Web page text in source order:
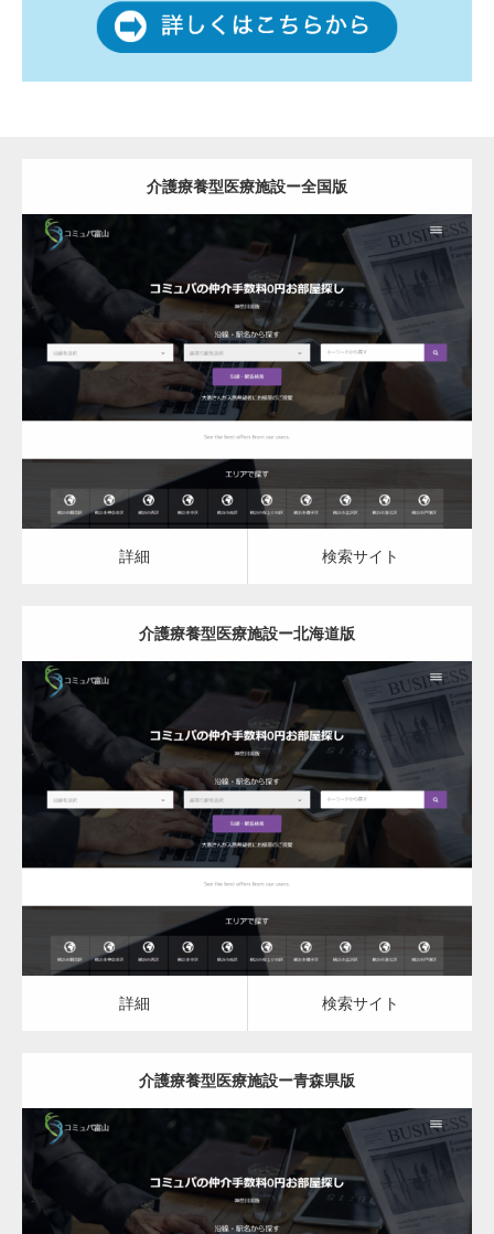
介護療養型医療施設ー全国版
更新日： 2023.03.09
介護療養型医療施設
詳細 検索サイト
詳細 検索サイト
介護療養型医療施設ー北海道版
更新日： 2023.03.09
介護療養型医療施設
詳細 検索サイト
詳細 検索サイト
介護療養型医療施設ー青森県版
更新日： 2023.03.09